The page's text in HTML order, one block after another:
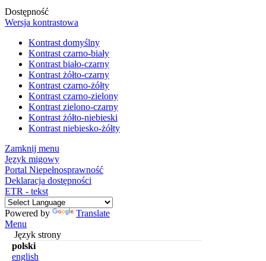
Dostępność
Wersja kontrastowa
Kontrast domyślny
Kontrast czarno-biały
Kontrast biało-czarny
Kontrast żółto-czarny
Kontrast czarno-żółty
Kontrast czarno-zielony
Kontrast zielono-czarny
Kontrast żółto-niebieski
Kontrast niebiesko-żółty
Zamknij menu
Język migowy
Portal Niepełnosprawność
Deklaracja dostępności
ETR - tekst
Powered by
Translate
Menu
Język strony
polski
english